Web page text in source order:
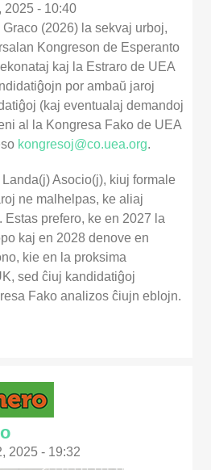
2025 - 10:40
(2026) la sekvaj urboj,
Kongreson de Esperanto
kaj la Estraro de UEA
por ambaŭ jaroj
(kaj eventualaj demandoj
al la Kongresa Fako de UEA
kongresoj@co.uea.org.
Asocio(j), kiuj formale
ne malhelpas, ke aliaj
Estas prefero, ke en 2027 la
kaj en 2028 denove en
kie en la proksima
sed ĉiuj kandidatiĝoj
Fako analizos ĉiujn eblojn.
2025 - 19:32